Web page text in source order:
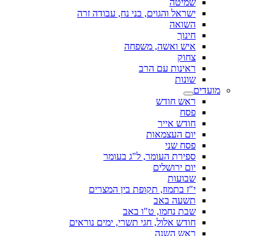
שמיטה
ישראל והגוים, בני נח, עבודה זרה
השואה
חינוך
איש ואשה, משפחה
צחוק
ראינות עם הרב
שונות
מועדים
ראש חודש
פסח
חודש אייר
יום העצמאות
פסח שני
ספירת העומר, ל"ג בעומר
יום ירושלים
שבועות
י"ז בתמוז, תקופת בין המצרים
תשעה באב
שבת נחמו, ט"ו באב
חודש אלול, חגי תשרי, ימים נוראים
ראש השנה